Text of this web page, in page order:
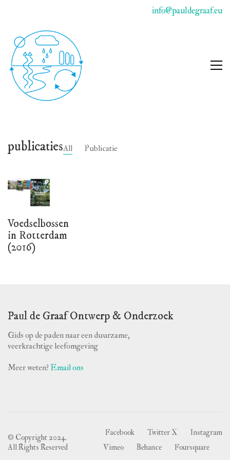
info@pauldegraaf.eu
publicatiesAll Publicatie
Voedselbossen
in Rotterdam
(2016)
Paul de Graaf Ontwerp & Onderzoek
Gids op de paden naar een duurzame,
veerkrachtige leefomgeving
Meer weten? Email ons
Facebook Twitter X
Instagram
Vimeo
Behance Foursquare
© Copyright 2024.
All Rights Reserved